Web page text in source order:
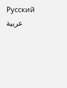
Pусский
عربية